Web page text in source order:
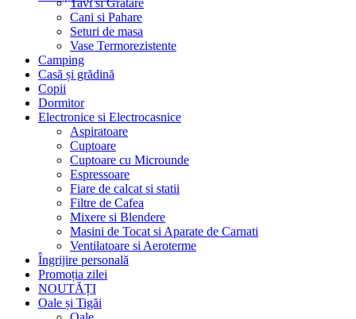
Tavi si Gratare
Cani si Pahare
Seturi de masa
Vase Termorezistente
Camping
Casă și grădină
Copii
Dormitor
Electronice si Electrocasnice
Aspiratoare
Cuptoare
Cuptoare cu Microunde
Espressoare
Fiare de calcat si statii
Filtre de Cafea
Mixere si Blendere
Masini de Tocat si Aparate de Carnati
Ventilatoare si Aeroterme
Îngrijire personală
Promoția zilei
NOUTĂȚI
Oale și Tigăi